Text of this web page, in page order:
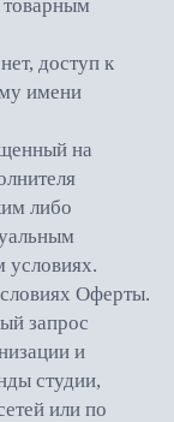
товарным
доступ к
имени
на
либо
условиях.
Оферты.
запрос
и
студии,
или по